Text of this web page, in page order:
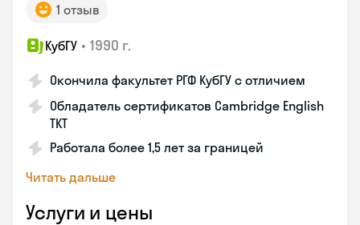
1 отзыв
КубГУ • 1990 г.
Окончила факультет РГФ КубГУ с отличием
Обладатель сертификатов Cambridge English
TKT
Работала более 1,5 лет за границей
Читать дальше
Услуги и цены